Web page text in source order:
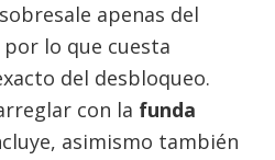
apenas del
lo que cuesta
del desbloqueo.
con la funda
asimismo también